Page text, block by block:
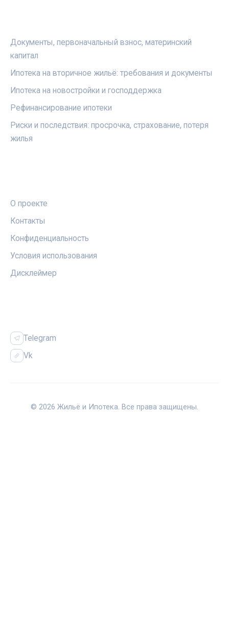
Документы, первоначальный взнос, материнский
капитал
Ипотека на вторичное жильё: требования и документы
Ипотека на новостройки и господдержка
Рефинансирование ипотеки
Риски и последствия: просрочка, страхование, потеря
жилья
О проекте
Контакты
Конфиденциальность
Условия использования
Дисклеймер
Telegram
Vk
© 2026 Жильё и Ипотека. Все права защищены.